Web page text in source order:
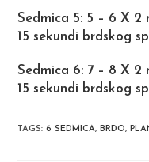
Sedmica 5: 5 – 6 X
15 sekundi brdskog
Sedmica 6: 7 – 8 X 2
15 sekundi brdskog
TAGS:6 SEDMICA, BRDO,